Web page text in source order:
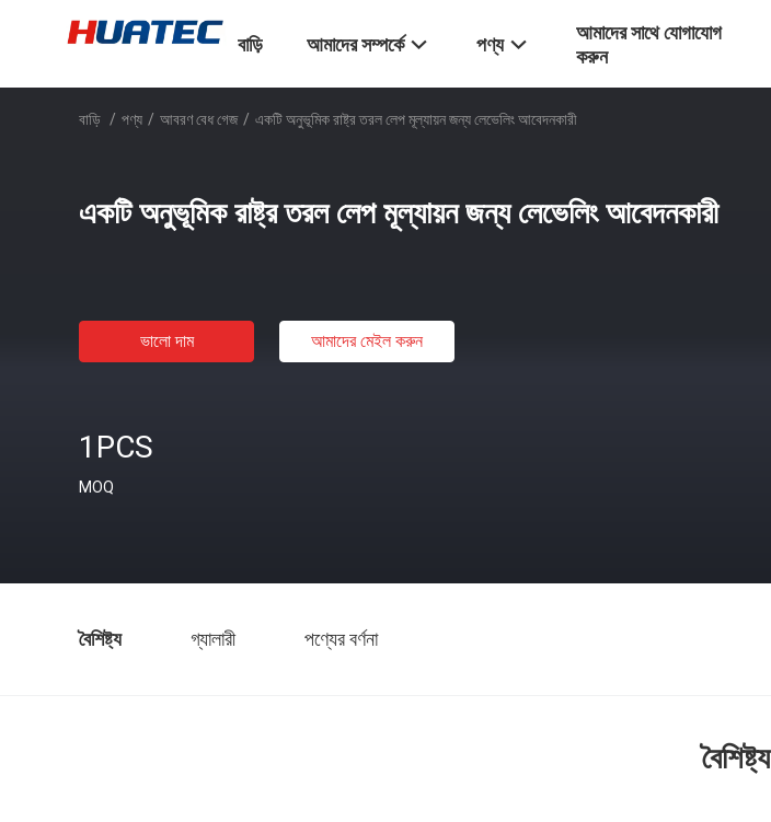
বাড়ি আমাদের সম্পর্কে পণ্য
আমাদের সাথে যোগাযোগ
করুন
বাড়ি / পণ্য / আবরণ বেধ গেজ / একটি অনুভূমিক রাষ্ট্র তরল লেপ মূল্যায়ন জন্য লেভেলিং আবেদনকারী
একটি অনুভূমিক রাষ্ট্র তরল লেপ মূল্যায়ন জন্য লেভেলিং আবেদনকারী
ভালো দাম আমাদের মেইল ​​করুন
1PCS
MOQ
বৈশিষ্ট্য গ্যালারী পণ্যের বর্ণনা
বৈশিষ্ট্য